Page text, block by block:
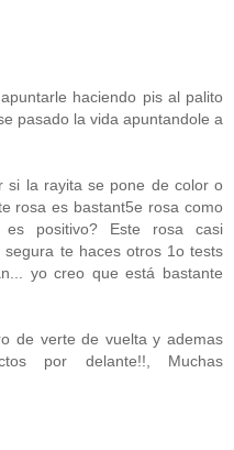
haciendo pis al palito
pasado la vida apuntandole a
si la rayita se pone de color o
rosa es bastant5e rosa como
positivo? Este rosa casi
te haces otros 1o tests
yo creo que está bastante
de verte de vuelta y ademas
por delante!!, Muchas